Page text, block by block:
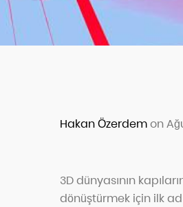
Hakan Özerdemon
3D dünyasının
dönüştürmek için ilk